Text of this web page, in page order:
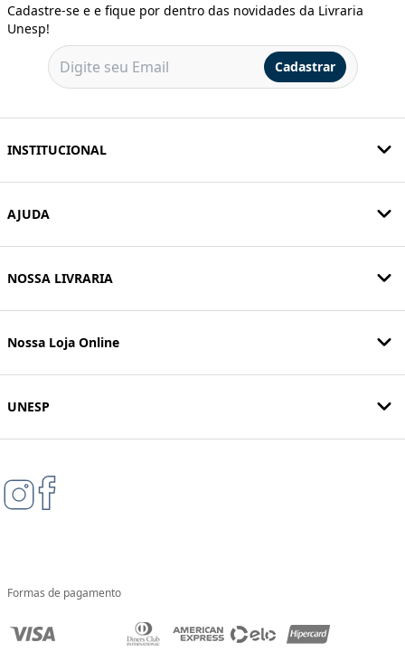
Cadastre-se e e fique por dentro das novidades da Livraria
Unesp!
Cadastrar
INSTITUCIONAL
AJUDA
NOSSA LIVRARIA
Nossa Loja Online
UNESP
Formas de pagamento